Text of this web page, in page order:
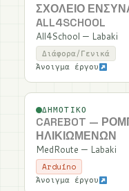
ΣΧΟΛΕΊΟ
ALL4SCHOOL
All4School — Labaki
Διάφορα/Γενικά
Άνοιγμα έργου
ΔΗΜΟΤΙΚΌ
CAREBOT —
ΗΛΙΚΙΩΜΈΝΩΝ
MedRoute — Labaki
Arduino
Άνοιγμα έργου